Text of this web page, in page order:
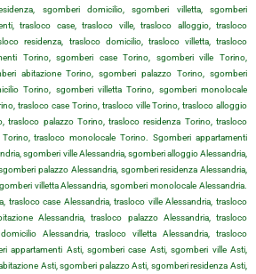
sgomberi domicilio, sgomberi villetta, sgomberi
trasloco case, trasloco ville, trasloco alloggio, trasloco
residenza, trasloco domicilio, trasloco villetta, trasloco
Torino, sgomberi case Torino, sgomberi ville Torino,
abitazione Torino, sgomberi palazzo Torino, sgomberi
Torino, sgomberi villetta Torino, sgomberi monolocale
trasloco case Torino, trasloco ville Torino, trasloco alloggio
trasloco palazzo Torino, trasloco residenza Torino, trasloco
trasloco monolocale Torino. Sgomberi appartamenti
sgomberi ville Alessandria, sgomberi alloggio Alessandria,
palazzo Alessandria, sgomberi residenza Alessandria,
villetta Alessandria, sgomberi monolocale Alessandria.
trasloco case Alessandria, trasloco ville Alessandria, trasloco
Alessandria, trasloco palazzo Alessandria, trasloco
Alessandria, trasloco villetta Alessandria, trasloco
appartamenti Asti, sgomberi case Asti, sgomberi ville Asti,
Asti, sgomberi palazzo Asti, sgomberi residenza Asti,